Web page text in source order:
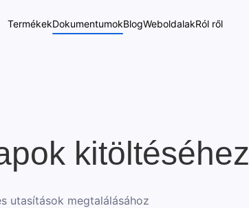
TermékekDokumentumokBlogWeboldalakRól ről
kitöltéséhez
utasítások megtalálásához